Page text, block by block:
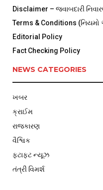
Disclaimer – જવાબદારી
Terms & Conditions
Editorial Policy
Fact Checking Policy
NEWS CATEGORIES
ખબર
ક્રાઈમ
રાજકારણ
વૈશ્વિક
ફટાફટ ન્યૂઝ
તંત્રી વિમર્શ